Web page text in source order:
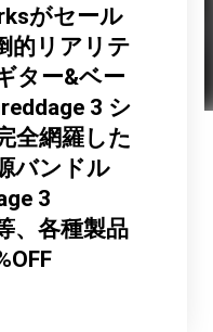
がセール
的リアリテ
ター&ベー
3 シ
全網羅した
バンドル
3
、各種製品